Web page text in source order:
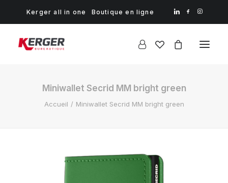
Kerger all in one Boutique en ligne
Miniwallet Secrid MM bright green
Accueil Miniwallet Secrid MM bright green